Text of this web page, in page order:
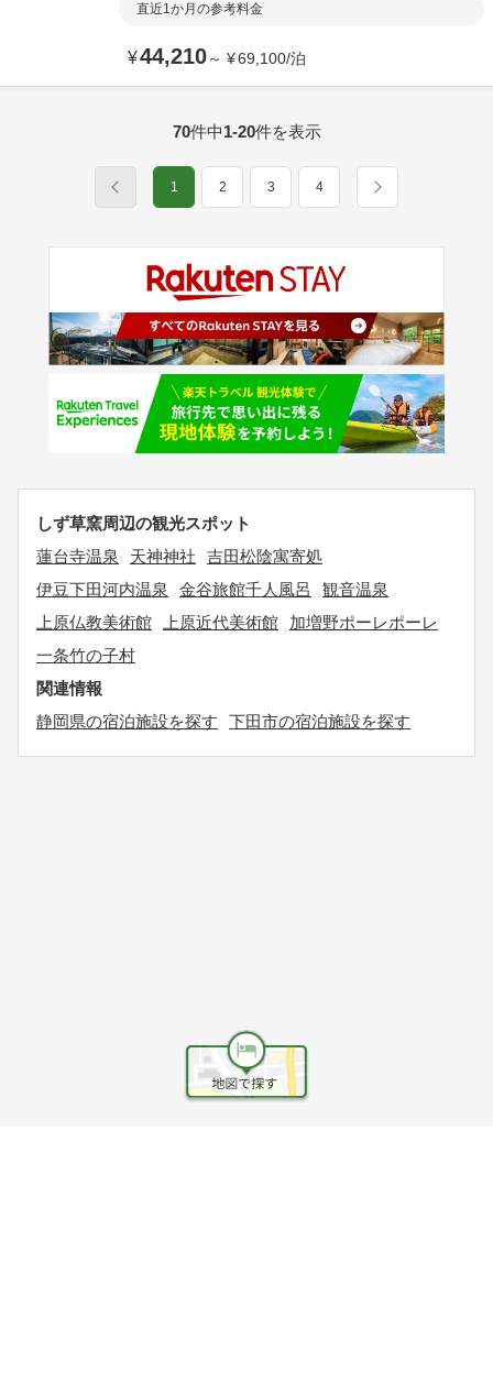
直近1か月の参考料金
¥44,210～ ¥69,100/泊
70件中1-20件を表示
1 2 3 4
しず草窯周辺の観光スポット
蓮台寺温泉
天神神社
吉田松陰寓寄処
伊豆下田河内温泉
金谷旅館千人風呂
観音温泉
上原仏教美術館
上原近代美術館
加増野ポーレポーレ
一条竹の子村
関連情報
静岡県の宿泊施設を探す
下田市の宿泊施設を探す